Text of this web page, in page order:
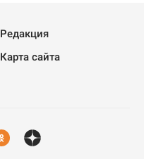
Редакция
Карта сайта